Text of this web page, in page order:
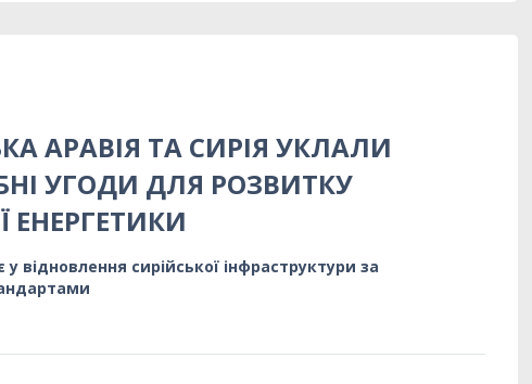
АРАВІЯ ТА СИРІЯ УКЛАЛИ
УГОДИ ДЛЯ РОЗВИТКУ
ЕНЕРГЕТИКИ
у відновлення сирійської інфраструктури за